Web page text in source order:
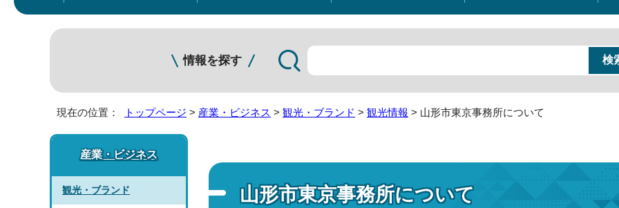
情報を探す
現在の位置： トップページ > 産業・ビジネス > 観光・ブランド > 観光情報 > 山形市東京事務所について
山形市東京事務所について
産業・ビジネス
観光・ブランド